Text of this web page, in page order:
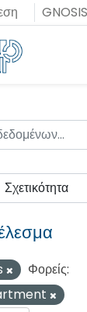
GNOSIS
Φορείς: